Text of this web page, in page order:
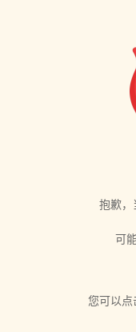
抱歉，
可
您可以点